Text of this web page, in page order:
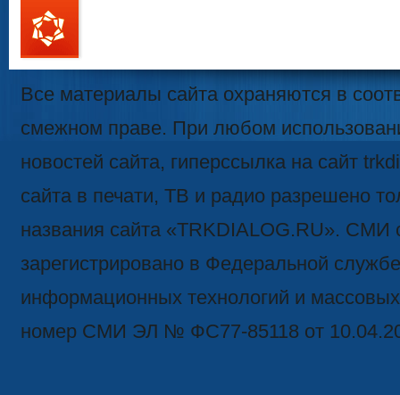
111
Все материалы сайта охраняются в
смежном праве. При любом
новостей сайта, гиперссылка на сайт
сайта в печати, ТВ и радио разрешено
названия сайта «TRKDIALOG.RU». СМИ
зарегистрировано в Федеральной
информационных технологий и
номер СМИ ЭЛ № ФС77-85118 от